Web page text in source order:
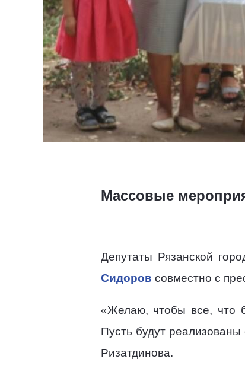
Массовые
Депутаты Рязанской
Сидоров совместно с
«Желаю, чтобы все, что
Пусть будут
Ризатдинова.